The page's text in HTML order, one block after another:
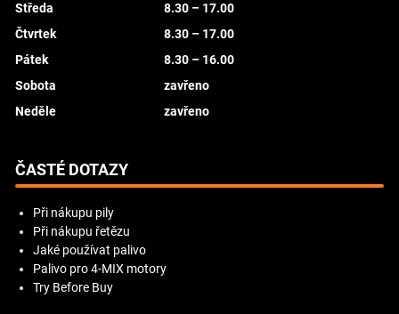
Středa
8.30 – 17.00
Čtvrtek
8.30 – 17.00
Pátek
8.30 – 16.00
Sobota
zavřeno
Neděle
zavřeno
ČASTÉ DOTAZY
Při nákupu pily
Při nákupu řetězu
Jaké používat palivo
Palivo pro 4-MIX motory
Try Before Buy